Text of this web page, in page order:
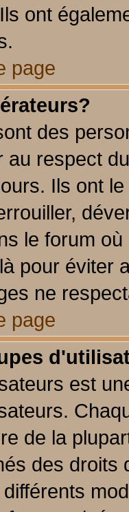
ont
page
des
au respect
Ils ont
le forum
pour éviter
ne
page
est
de la
des